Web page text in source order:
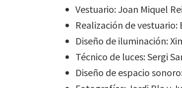
Vestuario: Joan Miquel
Realización de
Diseño de iluminación:
Técnico de luces: Sergi
Diseño de espacio